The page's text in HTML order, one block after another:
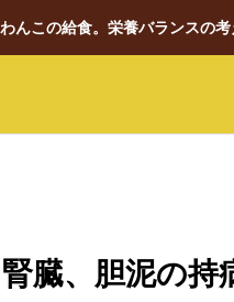
んこの給食。栄養バランスの
腎臓、胆泥の